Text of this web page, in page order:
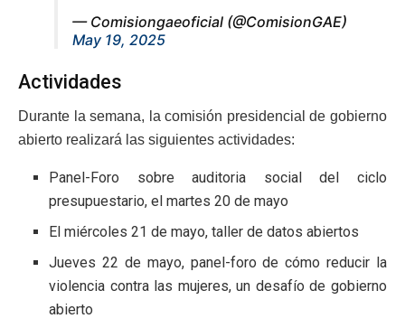
— Comisiongaeoficial (@ComisionGAE)
May 19, 2025
Actividades
Durante la semana, la comisión presidencial de gobierno
abierto realizará las siguientes actividades:
Panel-Foro sobre auditoria social del ciclo
presupuestario, el martes 20 de mayo
El miércoles 21 de mayo, taller de datos abiertos
Jueves 22 de mayo, panel-foro de cómo reducir la
violencia contra las mujeres, un desafío de gobierno
abierto